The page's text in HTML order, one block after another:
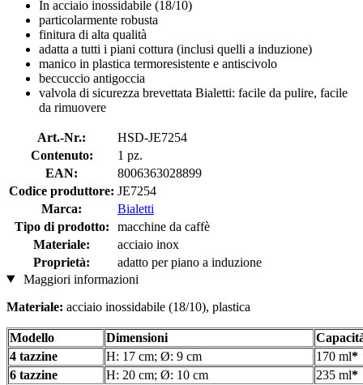
In acciaio inossidabile (18/10)
particolarmente robusta
finitura di alta qualità
adatta a tutti i piani cottura (inclusi quelli a induzione)
manico in plastica termoresistente e antiscivolo
beccuccio antigoccia
valvola di sicurezza brevettata Bialetti: facile da pulire, facile
da rimuovere
Art.-Nr.:
HSD-JE7254
Contenuto:
1 pz.
EAN:
8006363028899
Codice produttore: JE7254
Marca:
Bialetti
Tipo di prodotto:
macchine da caffè
Materiale:
acciaio inox
Proprietà:
adatto per piano a induzione
Maggiori informazioni
Materiale: acciaio inossidabile (18/10), plastica
Modello Dimensioni
4 tazzine
H: 17 cm; Ø: 9 cm 170 ml*
6 tazzine
H: 20 cm; Ø: 10 cm 235 ml*